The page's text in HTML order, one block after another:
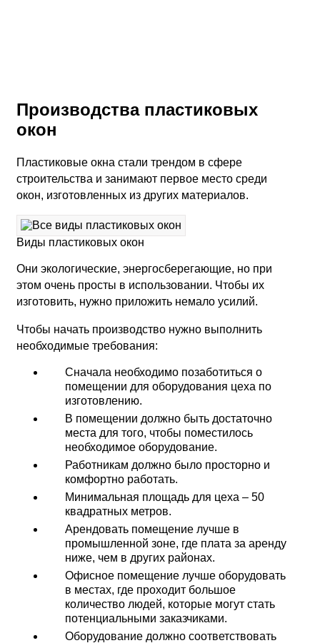
Производства пластиковых
окон
Пластиковые окна стали трендом в сфере
строительства и занимают первое место среди
окон, изготовленных из других материалов.
Виды пластиковых окон
Они экологические, энергосберегающие, но при
этом очень просты в использовании. Чтобы их
изготовить, нужно приложить немало усилий.
Чтобы начать производство нужно выполнить
необходимые требования:
Сначала необходимо позаботиться о
помещении для оборудования цеха по
изготовлению.
В помещении должно быть достаточно
места для того, чтобы поместилось
необходимое оборудование.
Работникам должно было просторно и
комфортно работать.
Минимальная площадь для цеха – 50
квадратных метров.
Арендовать помещение лучше в
промышленной зоне, где плата за аренду
ниже, чем в других районах.
Офисное помещение лучше оборудовать
в местах, где проходит большое
количество людей, которые могут стать
потенциальными заказчиками.
Оборудование должно соответствовать